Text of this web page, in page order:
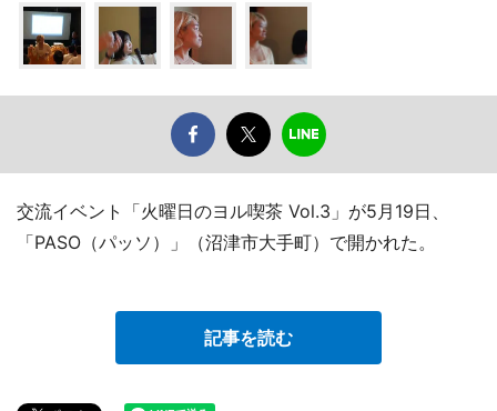
交流イベント「火曜日のヨル喫茶 Vol.3」が5月19日、
「PASO（パッソ）」（沼津市大手町）で開かれた。
記事を読む